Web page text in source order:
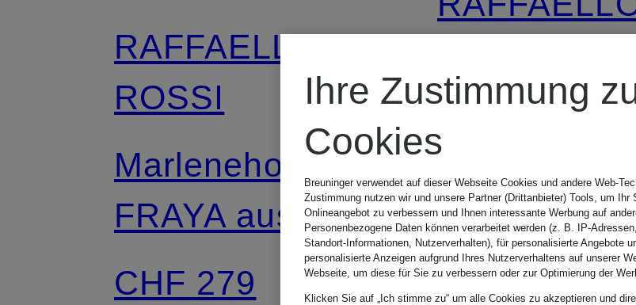
RAFFAELLO
ROSSI
Marlenehose
FRAYA aus
Flanell
CHF 279
7/8-Hose
ODINE
CHF 279
Ihre Zustimmung
Cookies
Breuninger verwendet auf dieser Webseite Cookies und andere Web-
Zustimmung nutzen wir und unsere Partner (Drittanbieter) Tools, um Ihr
Onlineangebot zu verbessern und Ihnen interessante Werbung auf
Personenbezogene Daten können verarbeitet werden (z. B. IP-
Standort-Informationen, Nutzerverhalten), für personalisierte Angebote
personalisierte Anzeigen aufgrund Ihres Nutzerverhaltens auf unserer
Webseite, um diese für Sie zu verbessern oder zur Optimierung der
Klicken Sie auf „Ich stimme zu“ um alle Cookies zu akzeptieren und